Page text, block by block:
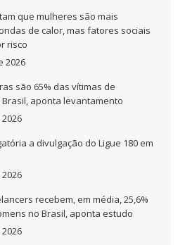
que mulheres são mais
de calor, mas fatores sociais
risco
2026
são 65% das vítimas de
aponta levantamento
a divulgação do Ligue 180 em
recebem, em média, 25,6%
no Brasil, aponta estudo